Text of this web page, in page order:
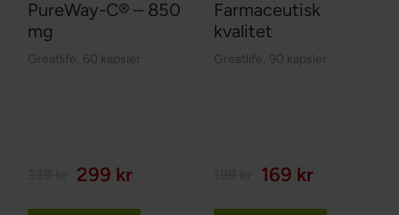
PureWay-C® – 850
mg
Greatlife 60 kapsler
299 kr
Farmaceutisk
kvalitet
Greatlife 90 kapsler
169 kr